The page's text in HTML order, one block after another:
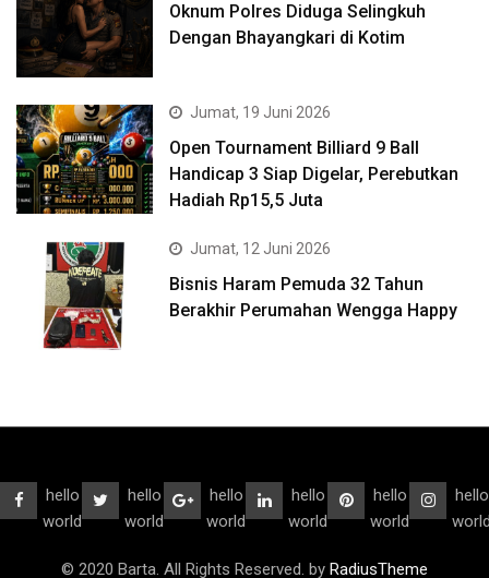
Oknum Polres Diduga Selingkuh
Dengan Bhayangkari di Kotim
Jumat, 19 Juni 2026
Open Tournament Billiard 9 Ball
Handicap 3 Siap Digelar, Perebutkan
Hadiah Rp15,5 Juta
Jumat, 12 Juni 2026
Bisnis Haram Pemuda 32 Tahun
Berakhir Perumahan Wengga Happy
hello
world
hello
world
hello
world
hello
world
hello
world
hello
© 2020 Barta. All Rights Reserved. by RadiusTheme